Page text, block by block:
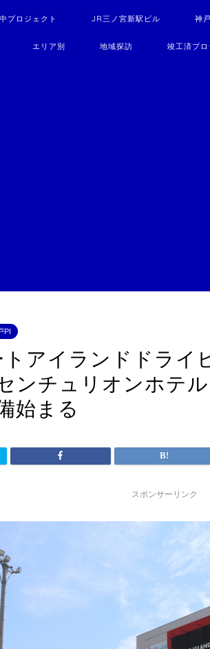
プロジェクト JR三ノ宮新駅ビル 神
エリア別 地域探訪 竣工済プロ
PI
アイランドドライ
ンチュリオンホテ
始まる
スポンサーリンク